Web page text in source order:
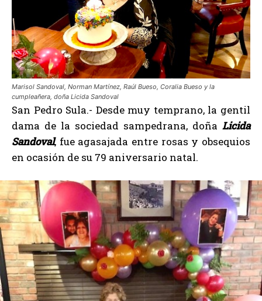
Marisol Sandoval, Norman Martínez, Raúl Bueso, Coralia Bueso y la
cumpleañera, doña Licida Sandoval
San Pedro Sula.- Desde muy temprano, la gentil
dama de la sociedad sampedrana, doña Licida
Sandoval, fue agasajada entre rosas y obsequios
en ocasión de su 79 aniversario natal.